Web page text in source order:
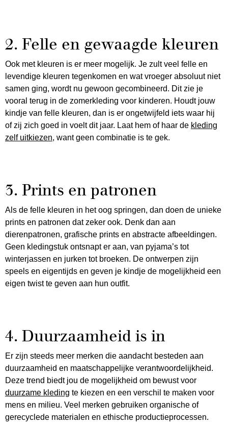
2. Felle en gewaagde kleuren
Ook met kleuren is er meer mogelijk. Je zult veel felle en
levendige kleuren tegenkomen en wat vroeger absoluut niet
samen ging, wordt nu gewoon gecombineerd. Dit zie je
vooral terug in de zomerkleding voor kinderen. Houdt jouw
kindje van felle kleuren, dan is er ongetwijfeld iets waar hij
of zij zich goed in voelt dit jaar. Laat hem of haar de kleding
zelf uitkiezen, want geen combinatie is te gek.
3. Prints en patronen
Als de felle kleuren in het oog springen, dan doen de unieke
prints en patronen dat zeker ook. Denk dan aan
dierenpatronen, grafische prints en abstracte afbeeldingen.
Geen kledingstuk ontsnapt er aan, van pyjama’s tot
winterjassen en jurken tot broeken. De ontwerpen zijn
speels en eigentijds en geven je kindje de mogelijkheid een
eigen twist te geven aan hun outfit.
4. Duurzaamheid is in
Er zijn steeds meer merken die aandacht besteden aan
duurzaamheid en maatschappelijke verantwoordelijkheid.
Deze trend biedt jou de mogelijkheid om bewust voor
duurzame kleding te kiezen en een verschil te maken voor
mens en milieu. Veel merken gebruiken organische of
gerecyclede materialen en ethische productieprocessen.